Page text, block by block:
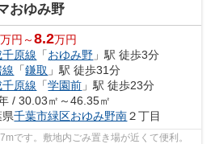
おゆみ野
万円～8.2万円
原線 「おゆみ野 」駅 徒歩3分
「鎌取 」駅 徒歩31分
原線 「学園前 」駅 徒歩23分
/ 30.03㎡～46.35㎡
県千葉市緑区おゆみ野南２丁目
です。敷地内ごみ置き場が近くて便利。